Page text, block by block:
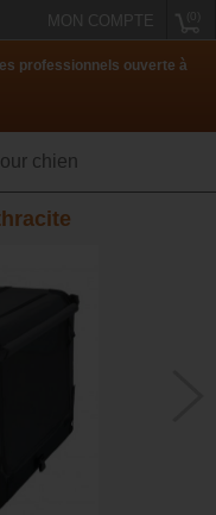
MON COMPTE
professionnels ouverte à
chien